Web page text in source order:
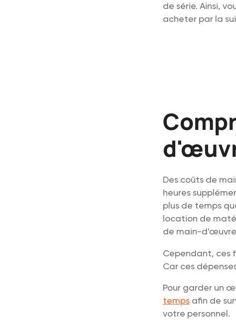
de série. Ainsi,
acheter par la
Des coûts de
heures
plus de temps
location de
de main-
Cependant, ces
Car ces
Pour garder un
tempsafin de
votre personnel.